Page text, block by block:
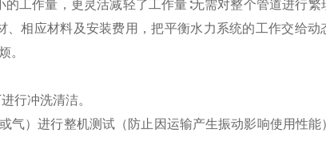
工作量，更灵活减轻了工作量∶无需对整个管道进行繁
、相应材料及安装费用，把平衡水力系统的工作交给动
。
行冲洗清洁。
气）进行整机测试（防止因运输产生振动影响使用性能